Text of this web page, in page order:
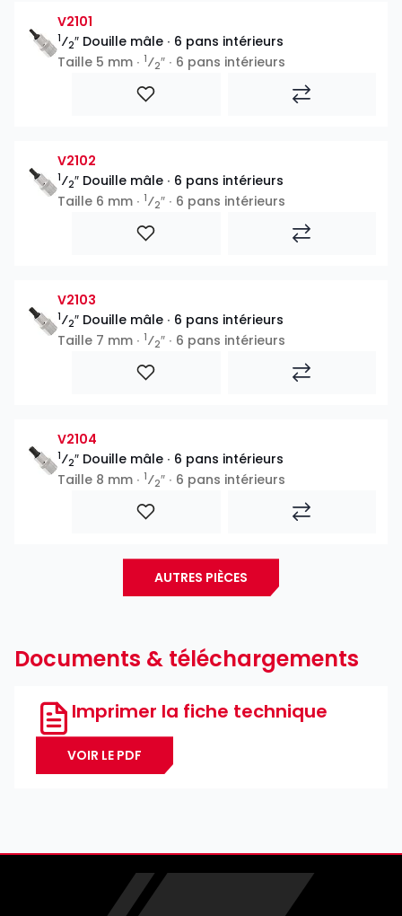
V2101
1⁄2″ Douille mâle ∙ 6 pans intérieurs
Taille 5 mm ∙ 1⁄2″ ∙ 6 pans intérieurs
V2102
1⁄2″ Douille mâle ∙ 6 pans intérieurs
Taille 6 mm ∙ 1⁄2″ ∙ 6 pans intérieurs
V2103
1⁄2″ Douille mâle ∙ 6 pans intérieurs
Taille 7 mm ∙ 1⁄2″ ∙ 6 pans intérieurs
V2104
1⁄2″ Douille mâle ∙ 6 pans intérieurs
Taille 8 mm ∙ 1⁄2″ ∙ 6 pans intérieurs
AUTRES PIÈCES
Documents & téléchargements
Imprimer la fiche technique
VOIR LE PDF